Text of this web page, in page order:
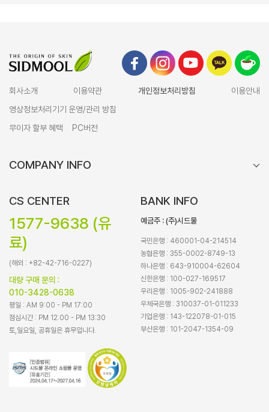
회사소개 이용약관 개인정보처리방침
이용안내
영상정보처리기기 운영/관리 방침
무이자 할부 혜택
PC버전
COMPANY INFO
CS CENTER
1577-9638 (유
료)
(해외 : +82-42-716-0227)
대량 구매 문의 :
010-3428-0638
평일 : AM 9:00 - PM 17:00
점심시간 : PM 12:00 - PM 13:30
토,일요일, 공휴일은 휴무입니다.
BANK INFO
예금주 : (주)시드물
국민은행 : 460001-04-214514
농협은행 : 355-0002-8749-13
하나은행 : 643-910004-62604
신한은행 : 100-027-169517
우리은행 : 1005-902-241888
우체국은행 : 310037-01-011233
기업은행 : 143-122078-01-015
부산은행 : 101-2047-1354-09